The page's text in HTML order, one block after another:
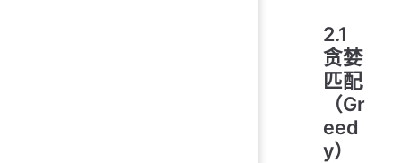
2.1
贪婪
匹配
（Gr
eed
y）